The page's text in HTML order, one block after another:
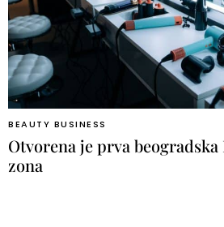
BEAUTY BUSINESS
Otvorena je prva beogradska
zona